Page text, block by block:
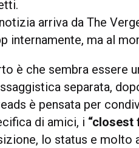
arriva da The
internamente, ma al
è che sembra essere
separata,
è pensata per
di amici, i “closest
lo status e molto